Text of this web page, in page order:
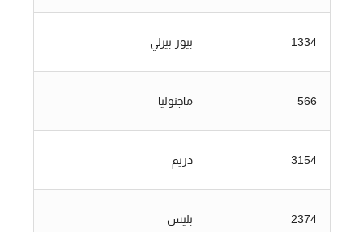
1334 بيور بيرلي
566 ماجنوليا
3154 دريم
2374 بليس